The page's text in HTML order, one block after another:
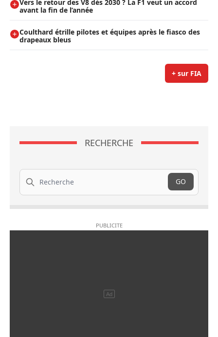
Vers le retour des V8 dès 2030 ? La F1 veut un accord
avant la fin de l’année
Coulthard étrille pilotes et équipes après le fiasco des
drapeaux bleus
+ sur FIA
RECHERCHE
Recherche
GO